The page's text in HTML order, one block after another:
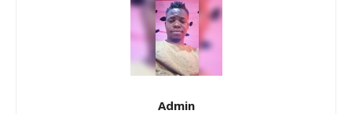
Admin